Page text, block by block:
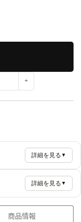
詳細を見る ▼
詳細を見る ▼
商品情報